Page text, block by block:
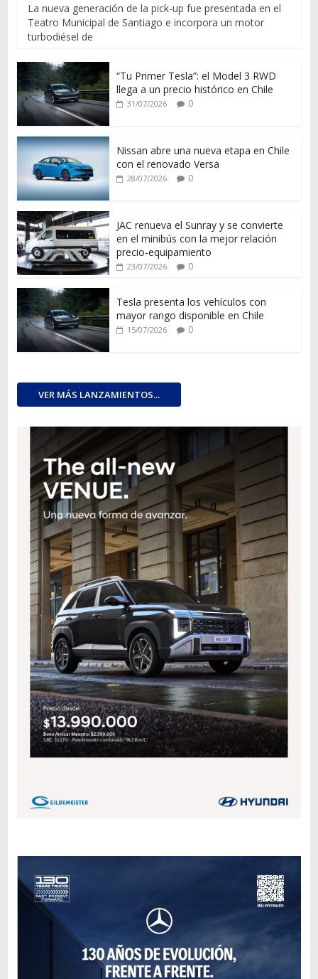
La nueva generación de la pick-up fue presentada en el
Teatro Municipal de Santiago e incorpora un motor
turbodiésel de
“Tu Primer Tesla”: el Model 3 RWD
llega a un precio histórico en Chile
31/07/2026 0
Nissan abre una nueva etapa en Chile
con el renovado Versa
28/07/2026 0
JAC renueva el Sunray y se convierte
en el minibús con la mejor relación
precio-equipamiento
23/07/2026 0
Tesla presenta los vehículos con
mayor rango disponible en Chile
15/07/2026 0
VER MÁS LANZAMIENTOS...